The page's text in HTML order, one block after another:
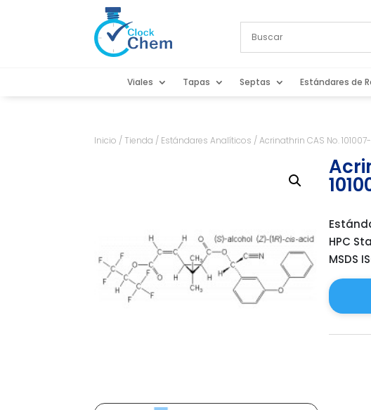
Viales Tapas Septas Estándares de
Inicio / Tienda / Estándares Analíticos / Acrinathrin CAS No.
HPC
MSDS